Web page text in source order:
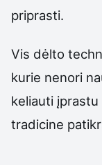
priprasti.
Vis dėlto
kurie nenori
keliauti
tradicine